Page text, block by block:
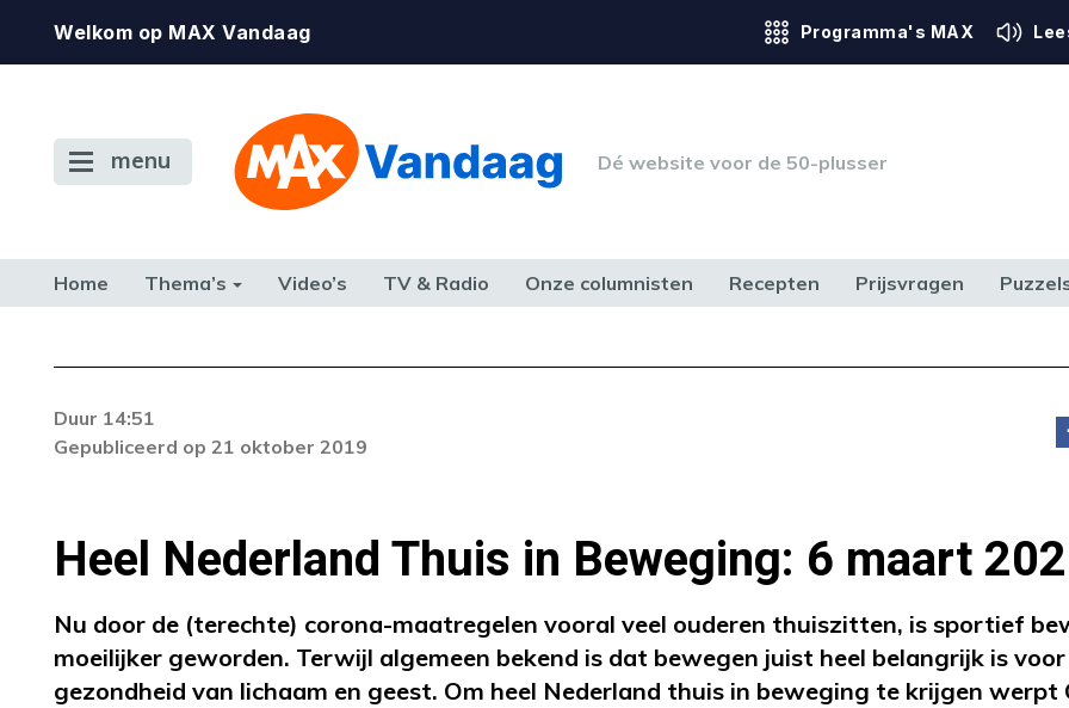
Welkom op MAX Vandaag Programma's MAX
menu Dé website voor de 50-plusser
Home Thema’s Video’s TV & Radio Onze columnisten Recepten Prijsvragen
TERUG NAAR TOEN
Duur 14:51
Gepubliceerd op 21 oktober 2019
Heel Nederland Thuis in Beweging: 6 maart
Nu door de (terechte) corona-maatregelen vooral veel ouderen thuiszitten, is sportief
moeilijker geworden. Terwijl algemeen bekend is dat bewegen juist heel belangrijk is
gezondheid van lichaam en geest. Om heel Nederland thuis in beweging te krijgen werpt